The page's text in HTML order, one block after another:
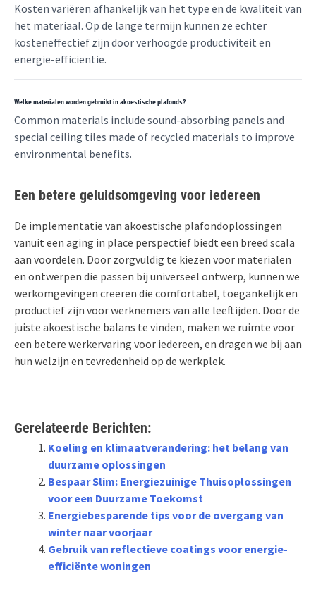
Kosten variëren afhankelijk van het type en de kwaliteit van
het materiaal. Op de lange termijn kunnen ze echter
kosteneffectief zijn door verhoogde productiviteit en
energie-efficiëntie.
Welke materialen worden gebruikt in akoestische plafonds?
Common materials include sound-absorbing panels and
special ceiling tiles made of recycled materials to improve
environmental benefits.
Een betere geluidsomgeving voor iedereen
De implementatie van akoestische plafondoplossingen
vanuit een aging in place perspectief biedt een breed scala
aan voordelen. Door zorgvuldig te kiezen voor materialen
en ontwerpen die passen bij universeel ontwerp, kunnen we
werkomgevingen creëren die comfortabel, toegankelijk en
productief zijn voor werknemers van alle leeftijden. Door de
juiste akoestische balans te vinden, maken we ruimte voor
een betere werkervaring voor iedereen, en dragen we bij aan
hun welzijn en tevredenheid op de werkplek.
Gerelateerde Berichten:
Koeling en klimaatverandering: het belang van
duurzame oplossingen
Bespaar Slim: Energiezuinige Thuisoplossingen
voor een Duurzame Toekomst
Energiebesparende tips voor de overgang van
winter naar voorjaar
Gebruik van reflectieve coatings voor energie-
efficiënte woningen